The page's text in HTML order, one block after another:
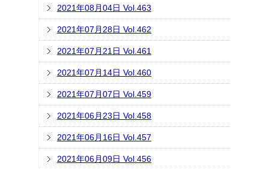
2021年08月04日 Vol.463
2021年07月28日 Vol.462
2021年07月21日 Vol.461
2021年07月14日 Vol.460
2021年07月07日 Vol.459
2021年06月23日 Vol.458
2021年06月16日 Vol.457
2021年06月09日 Vol.456